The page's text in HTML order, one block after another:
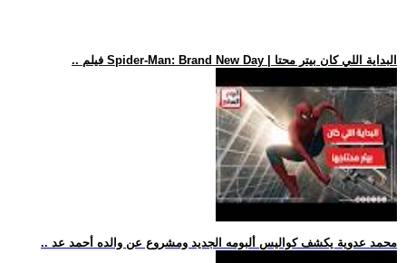
.. فيلم Spider-Man: Brand New Day | البداية اللي كان بيتر محتا
.. محمد عدوية يكشف كواليس ألبومه الجديد ومشروع عن والده أحمد عد